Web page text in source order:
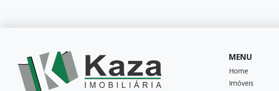
MENU
Home
Imóveis